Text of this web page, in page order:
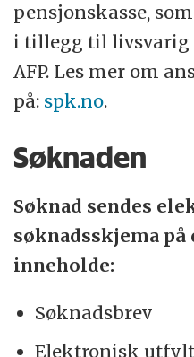
pensjonskasse,
i tillegg til livsvarig
AFP. Les mer om
på: spk.no.
Søknaden
Søknad sendes
søknadsskjema på
inneholde:
Søknadsbrev
Elektronisk